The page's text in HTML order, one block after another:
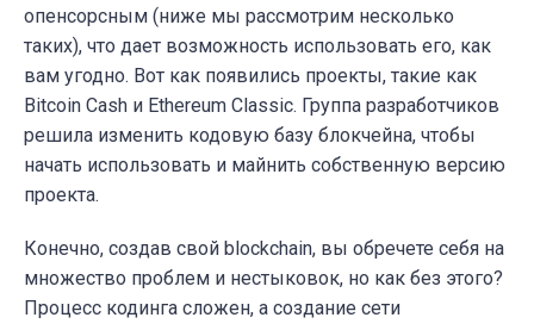
опенсорсным (ниже мы рассмотрим несколько
таких), что дает возможность использовать его, как
вам угодно. Вот как появились проекты, такие как
Bitcoin Cash и Ethereum Classic. Группа разработчиков
решила изменить кодовую базу блокчейна, чтобы
начать использовать и майнить собственную версию
проекта.
Конечно, создав свой blockchain, вы обречете себя на
множество проблем и нестыковок, но как без этого?
Процесс кодинга сложен, а создание сети